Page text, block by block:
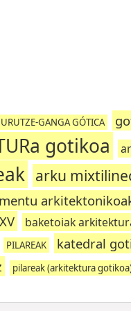
GANGA GÓTICA
gotikoa
arku
baketoiak
PILAREAK katedral
pilareak (arkitektura